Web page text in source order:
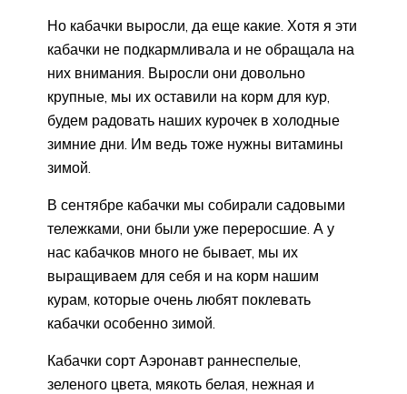
Но кабачки выросли, да еще какие. Хотя я эти
кабачки не подкармливала и не обращала на
них внимания. Выросли они довольно
крупные, мы их оставили на корм для кур,
будем радовать наших курочек в холодные
зимние дни. Им ведь тоже нужны витамины
зимой.
В сентябре кабачки мы собирали садовыми
тележками, они были уже переросшие. А у
нас кабачков много не бывает, мы их
выращиваем для себя и на корм нашим
курам, которые очень любят поклевать
кабачки особенно зимой.
Кабачки сорт Аэронавт раннеспелые,
зеленого цвета, мякоть белая, нежная и